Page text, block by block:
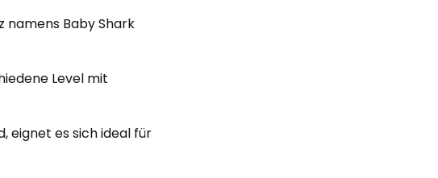
namens Baby Shark
Level mit
eignet es sich ideal für